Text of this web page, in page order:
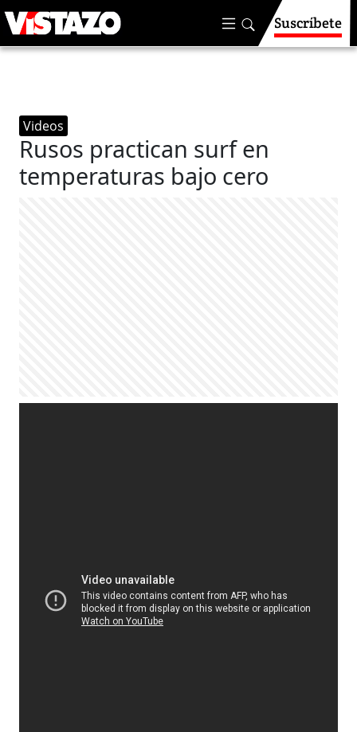
Suscríbete
Videos
Rusos practican surf en
temperaturas bajo cero